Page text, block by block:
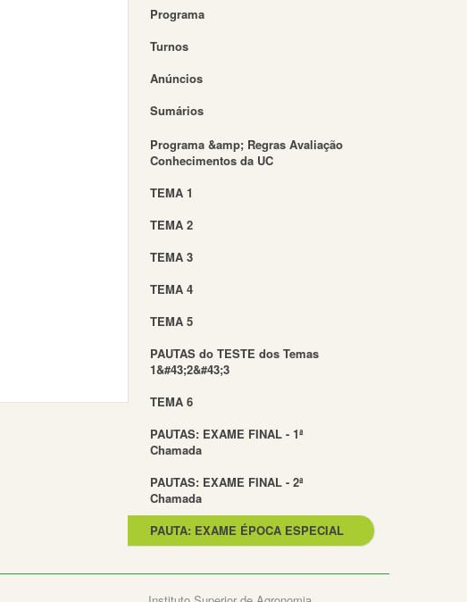
Programa
Turnos
Anúncios
Sumários
Programa &amp; Regras Avaliação
Conhecimentos da UC
TEMA 1
TEMA 2
TEMA 3
TEMA 4
TEMA 5
PAUTAS do TESTE dos Temas
1&#43;2&#43;3
TEMA 6
PAUTAS: EXAME FINAL - 1ª
Chamada
PAUTAS: EXAME FINAL - 2ª
Chamada
PAUTA: EXAME ÉPOCA ESPECIAL